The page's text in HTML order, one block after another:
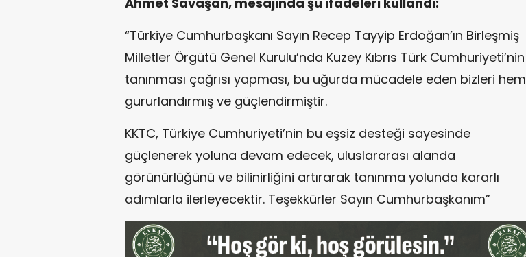
“Türkiye Cumhurbaşkanı Sayın Recep Tayyip Erdoğan’ın Birleşmiş
Milletler Örgütü Genel Kurulu’nda Kuzey Kıbrıs Türk Cumhuriyeti’nin
tanınması çağrısı yapması, bu uğurda mücadele eden bizleri hem
gururlandırmış ve güçlendirmiştir.
KKTC, Türkiye Cumhuriyeti’nin bu eşsiz desteği sayesinde
güçlenerek yoluna devam edecek, uluslararası alanda
görünürlüğünü ve bilinirliğini artırarak tanınma yolunda kararlı
adımlarla ilerleyecektir. Teşekkürler Sayın Cumhurbaşkanım”